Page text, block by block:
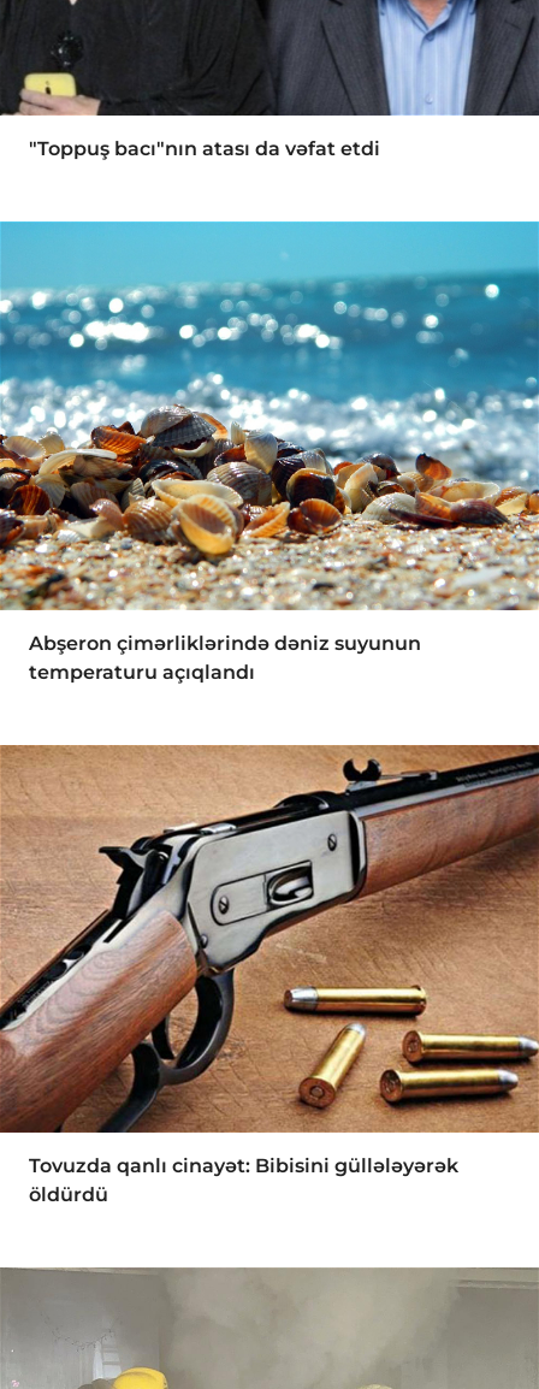
"Toppuş bacı"nın atası da vəfat etdi
Abşeron çimərliklərində dəniz suyunun
temperaturu açıqlandı
Tovuzda qanlı cinayət: Bibisini güllələyərək
öldürdü